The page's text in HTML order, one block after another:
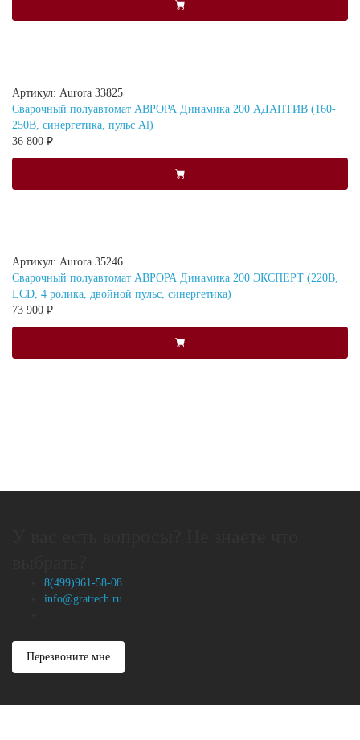
Артикул: Aurora 33825
Сварочный полуавтомат АВРОРА Динамика 200 АДАПТИВ (160-
250В, синергетика, пульс Al)
36 800 ₽
Артикул: Aurora 35246
Сварочный полуавтомат АВРОРА Динамика 200 ЭКСПЕРТ (220В,
LCD, 4 ролика, двойной пульс, синергетика)
73 900 ₽
8(499)961-58-08
info@grattech.ru
Перезвоните мне